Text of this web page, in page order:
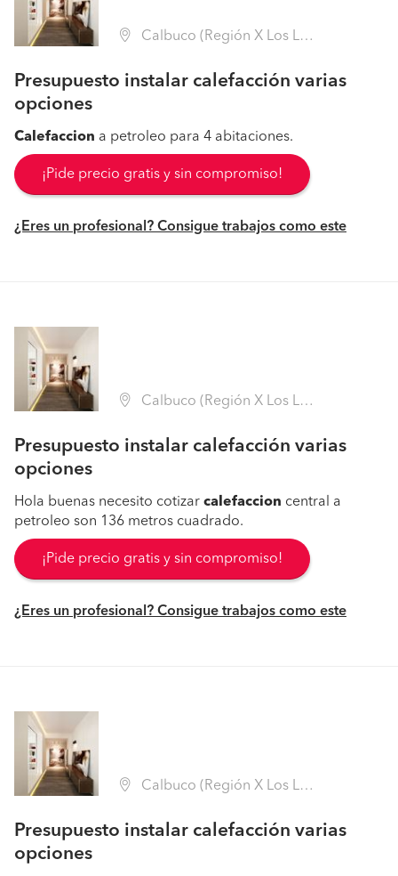
Calbuco (Región X Los Lagos - Llanquihue)
Presupuesto instalar calefacción varias
opciones
Calefaccion a petroleo para 4 abitaciones.
¡Pide precio gratis y sin compromiso!
¿Eres un profesional? Consigue trabajos como este
Calbuco (Región X Los Lagos - Llanquihue)
Presupuesto instalar calefacción varias
opciones
Hola buenas necesito cotizar calefaccion central a
petroleo son 136 metros cuadrado.
¡Pide precio gratis y sin compromiso!
¿Eres un profesional? Consigue trabajos como este
Calbuco (Región X Los Lagos - Llanquihue)
Presupuesto instalar calefacción varias
opciones